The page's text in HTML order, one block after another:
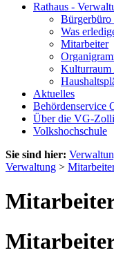
Rathaus -
Bürgerbüro
Was
Mitarbeiter
Kulturraum
Aktuelles
Behördenservice
Über die VG-
Volkshochschule
Sie sind hier:
Verwaltung >